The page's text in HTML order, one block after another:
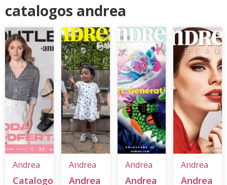
catalogos andrea
Andrea
Catalogo
Andrea
Andrea
Andrea
Andrea
Andrea
Andrea